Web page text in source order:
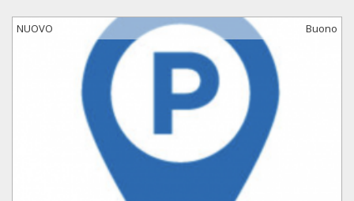
NUOVO Buono